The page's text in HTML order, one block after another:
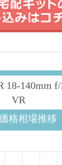
18-140mm
VR
格相場推移